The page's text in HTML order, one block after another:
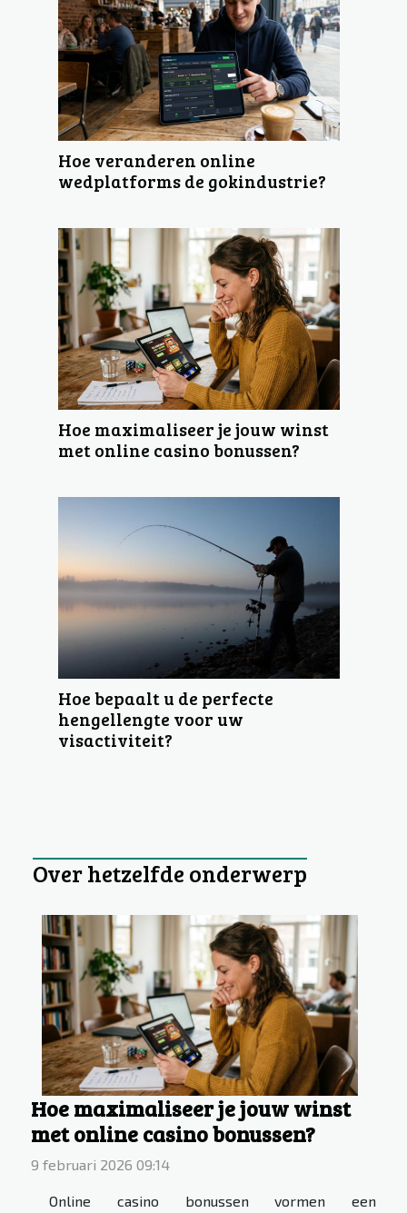
Hoe veranderen online
wedplatforms de gokindustrie?
Hoe maximaliseer je jouw winst
met online casino bonussen?
Hoe bepaalt u de perfecte
hengellengte voor uw
visactiviteit?
Over hetzelfde onderwerp
Hoe maximaliseer je jouw winst
met online casino bonussen?
9 februari 2026 09:14
Online casino bonussen vormen een